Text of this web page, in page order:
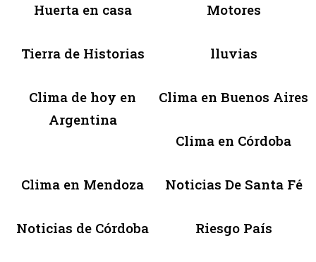
Huerta en casa Motores
Tierra de Historias lluvias
Clima de hoy en
Argentina
Clima en Buenos Aires
Clima en Córdoba
Clima en Mendoza Noticias De Santa Fé
Noticias de Córdoba Riesgo País